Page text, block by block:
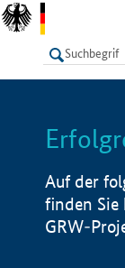
LISTE
Auf der
finden Sie
GRW-